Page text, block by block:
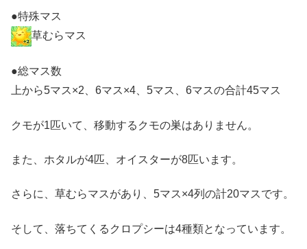
●特殊マス
草むらマス
●総マス数
上から5マス×2、6マス×4、5マス、6マスの合計45マス
クモが1匹いて、移動するクモの巣はありません。
また、ホタルが4匹、オイスターが8匹います。
さらに、草むらマスがあり、5マス×4列の計20マスです。
そして、落ちてくるクロプシーは4種類となっています。